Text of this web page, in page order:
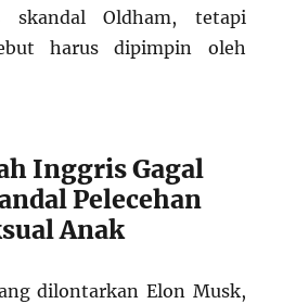
skandal Oldham, tetapi
harus dipimpin oleh
Inggris Gagal
Pelecehan
Anak
dilontarkan Elon Musk,